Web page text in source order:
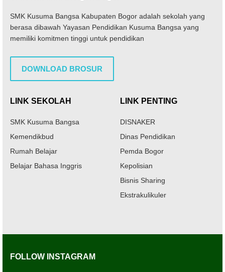
SMK Kusuma Bangsa Kabupaten Bogor adalah sekolah yang
berasa dibawah Yayasan Pendidikan Kusuma Bangsa yang
memiliki komitmen tinggi untuk pendidikan
DOWNLOAD BROSUR
LINK SEKOLAH
SMK Kusuma Bangsa
Kemendikbud
Rumah Belajar
Belajar Bahasa Inggris
LINK PENTING
DISNAKER
Dinas Pendidikan
Pemda Bogor
Kepolisian
Bisnis Sharing
Ekstrakulikuler
FOLLOW INSTAGRAM